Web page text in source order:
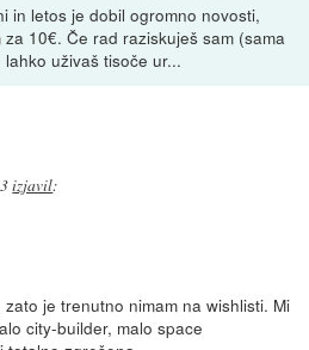
in letos je dobil ogromno novosti,
10€. Če rad raziskuješ sam (sama
uživaš tisoče ur...
izjavil:
je trenutno nimam na wishlisti. Mi
city-builder, malo space